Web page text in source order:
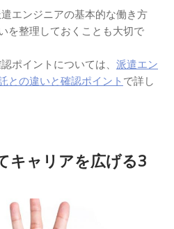
エンジニアの基本的な働き方
を整理しておくことも大切で
ポイントについては、 派遣エン
との違いと確認ポイント で詳し
キャリアを広げる3